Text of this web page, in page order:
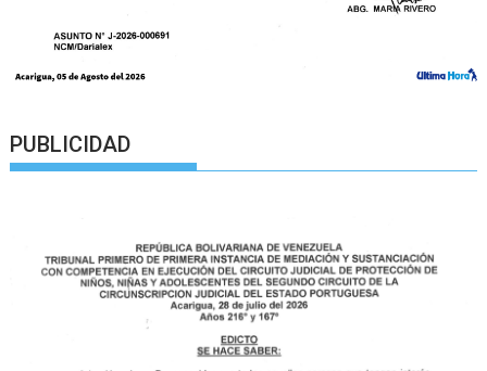
PUBLICIDAD